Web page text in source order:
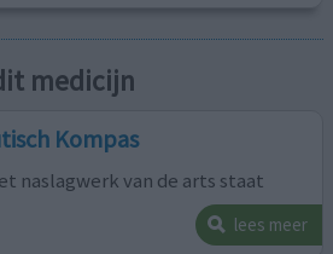
medicijn
Kompas
naslagwerk van de arts staat
lees meer